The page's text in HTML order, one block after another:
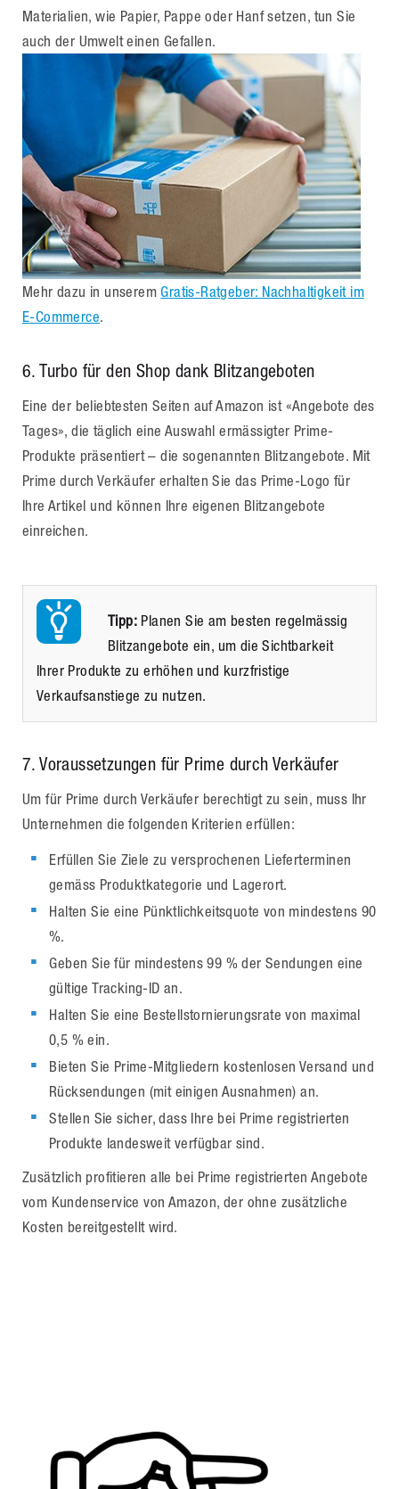
Materialien, wie Papier, Pappe oder Hanf setzen, tun Sie
auch der Umwelt einen Gefallen.
Mehr dazu in unseremGratis-Ratgeber: Nachhaltigkeit im
E-Commerce.
6. Turbo für den Shop dank Blitzangeboten
Eine der beliebtesten Seiten auf Amazon ist «Angebote des
Tages», die täglich eine Auswahl ermässigter Prime-
Produkte präsentiert – die sogenannten Blitzangebote. Mit
Prime durch Verkäufer erhalten Sie das Prime-Logo für
Ihre Artikel und können Ihre eigenen Blitzangebote
einreichen.
Tipp: Planen Sie am besten regelmässig
Blitzangebote ein, um die Sichtbarkeit
Ihrer Produkte zu erhöhen und kurzfristige
Verkaufsanstiege zu nutzen.
7. Voraussetzungen für Prime durch Verkäufer
Um für Prime durch Verkäufer berechtigt zu sein, muss Ihr
Unternehmen die folgenden Kriterien erfüllen:
Erfüllen Sie Ziele zu versprochenen Lieferterminen
gemäss Produktkategorie und Lagerort.
Halten Sie eine Pünktlichkeitsquote von mindestens 90
%.
Geben Sie für mindestens 99 % der Sendungen eine
gültige Tracking-ID an.
Halten Sie eine Bestellstornierungsrate von maximal
0,5 % ein.
Bieten Sie Prime-Mitgliedern kostenlosen Versand und
Rücksendungen (mit einigen Ausnahmen) an.
Stellen Sie sicher, dass Ihre bei Prime registrierten
Produkte landesweit verfügbar sind.
Zusätzlich profitieren alle bei Prime registrierten Angebote
vom Kundenservice von Amazon, der ohne zusätzliche
Kosten bereitgestellt wird.